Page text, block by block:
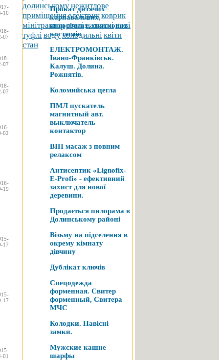
10
07
07
07
02
19
17
17
01
Прокат дитячих
карнавальних,
новорічних, святкових
костюмів
ЕЛЕКТРОМОНТАЖ.
Івано-Франківськ.
Калуш. Долина.
Рожнятів.
Коломийська цегла
ПМЛ пускатель
магнитный авт.
выключатель
контактор
ВІП масаж з повним
релаксом
Антисептик «Lignofix-
E-Profi» - ефективний
захист для нової
деревини.
Продається пилорама в
Долинському районі
Візьму на підселення в
окрему кімнату
дівчину
Дублікат ключів
Спецодежда
форменная. Свитер
форменный, Свитера
МЧС
Колодки. Навісні
замки.
Мужские кашне
шарфы
долинськомунежитлове
приміщенняелектрикковрик
мінітракторстелінатяжнінові
туфліводухолодильніквіти
стан